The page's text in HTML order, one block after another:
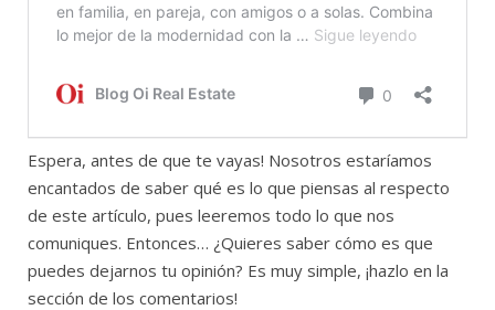
Espera, antes de que te vayas! Nosotros estaríamos
encantados de saber qué es lo que piensas al respecto
de este artículo, pues leeremos todo lo que nos
comuniques. Entonces… ¿Quieres saber cómo es que
puedes dejarnos tu opinión? Es muy simple, ¡hazlo en la
sección de los comentarios!